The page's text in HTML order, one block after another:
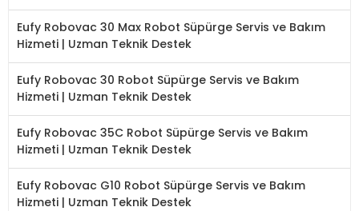
Eufy Robovac 30 Max Robot Süpürge Servis ve Bakım
Hizmeti | Uzman Teknik Destek
Eufy Robovac 30 Robot Süpürge Servis ve Bakım
Hizmeti | Uzman Teknik Destek
Eufy Robovac 35C Robot Süpürge Servis ve Bakım
Hizmeti | Uzman Teknik Destek
Eufy Robovac G10 Robot Süpürge Servis ve Bakım
Hizmeti | Uzman Teknik Destek